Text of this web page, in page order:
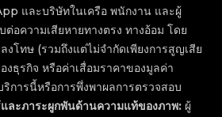
และบริษัทในเครือ พนักงาน และผู้
อความเสียหายทางตรง ทางอ้อม โดย
งโทษ (รวมถึงแต่ไม่จำกัดเพียงการสูญเสีย
งธุรกิจ หรือค่าเสื่อมราคาของมูลค่า
การนี้หรือการพึ่งพาผลการตรวจสอบ
ละภาระผูกพันด้านความแท้ของภาพ: ผู้